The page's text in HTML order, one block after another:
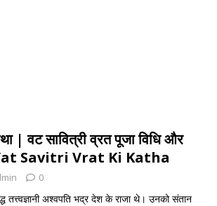
| वट सावित्री व्रत पूजा विधि और
Savitri Vrat Ki Katha
0
तत्त्‍‌वज्ञानी अश्वपति भद्र देश के राजा थे। उनको संतान